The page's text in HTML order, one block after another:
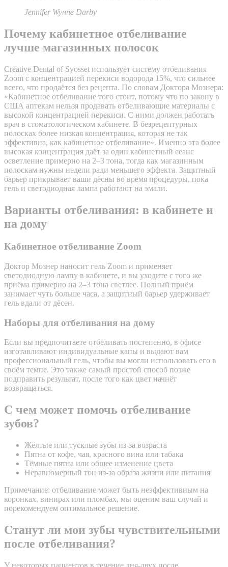
Jennifer Wynne Darby
Почему кабинетное отбеливание
лучше магазинных полосок
Creative Dental of Syosset использует систему отбеливания
Zoom с концентрацией перекиси водорода 15%, что сильнее
всего, что продаётся без рецепта. По словам Доктора Мознера:
«Кабинетное отбеливание того стоит, потому что по закону в
США аптекам нельзя продавать отбеливающие материалы с
высокой концентрацией перекиси. С ними должен работать
врач в стоматологическом кабинете. В безрецептурных
полосках более низкая концентрация, которая не так
эффективна, как кабинетное отбеливание». Именно эта более
высокая концентрация даёт за один кабинетный сеанс
осветление примерно на 2–3 тона, тогда как магазинным
полоскам нужны недели ради меньшего эффекта. Защитный
барьер прикрывает ваши дёсны во время процедуры, пока
гель и светодиодная лампа работают на эмали.
Варианты отбеливания: в кабинете и
на дому
Кабинетное отбеливание Zoom
Доктор Мознер наносит гель Zoom и применяет
светодиодную лампу в кабинете, и вы уходите с того же
приёма примерно на 2–3 тона светлее. Полный приём
занимает чуть больше часа, а защитный барьер удерживает
гель вдали от дёсен.
Наборы для отбеливания на дому
Если вы предпочитаете отбеливать постепенно, в офисе
изготавливают индивидуальные капы и выдают вам
профессиональный гель, чтобы вы могли использовать его в
своём темпе. Это также самый простой способ позже
подправить результат, после того как цвет начнёт
возвращаться.
С чем может помочь отбеливание
зубов?
Жёлтые или тусклые зубы из-за возраста
Пятна от кофе, чая, красного вина или табака
Тёмные пятна или общее изменение цвета
Неравномерный тон из-за образа жизни или питания
Примечание: отбеливание может быть неэффективным на
коронках, винирах или пломбах, мы оценим ваш случай и
порекомендуем оптимальное решение.
Станут ли мои зубы чувствительными
после отбеливания?
У некоторых пациентов в течение дня-двух после